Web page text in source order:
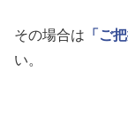
その場合は 「ご
い。